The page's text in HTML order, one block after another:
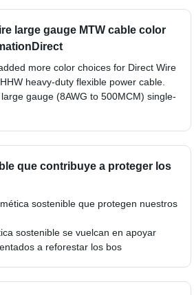
large gauge MTW cable color
more color choices for Direct Wire
heavy-duty flexible power cable.
gauge (8AWG to 500MCM) single-
que contribuye a proteger los
sostenible que protegen nuestros
sostenible se vuelcan en apoyar
a reforestar los bos